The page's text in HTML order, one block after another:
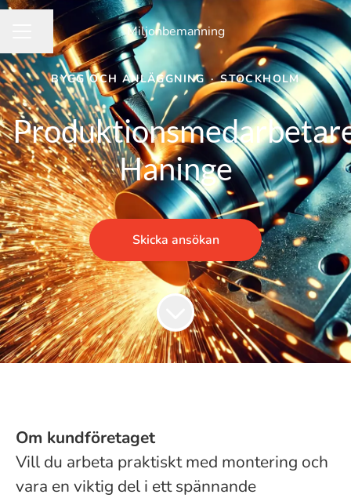
KARRIÄRMENY Miljonbemanning
Dela sidan
BYGG OCH ANLÄGGNING · STOCKHOLM
Haninge
Skicka ansökan
Om kundföretaget
Vill du arbeta praktiskt med montering och
vara en viktig del i ett spännande